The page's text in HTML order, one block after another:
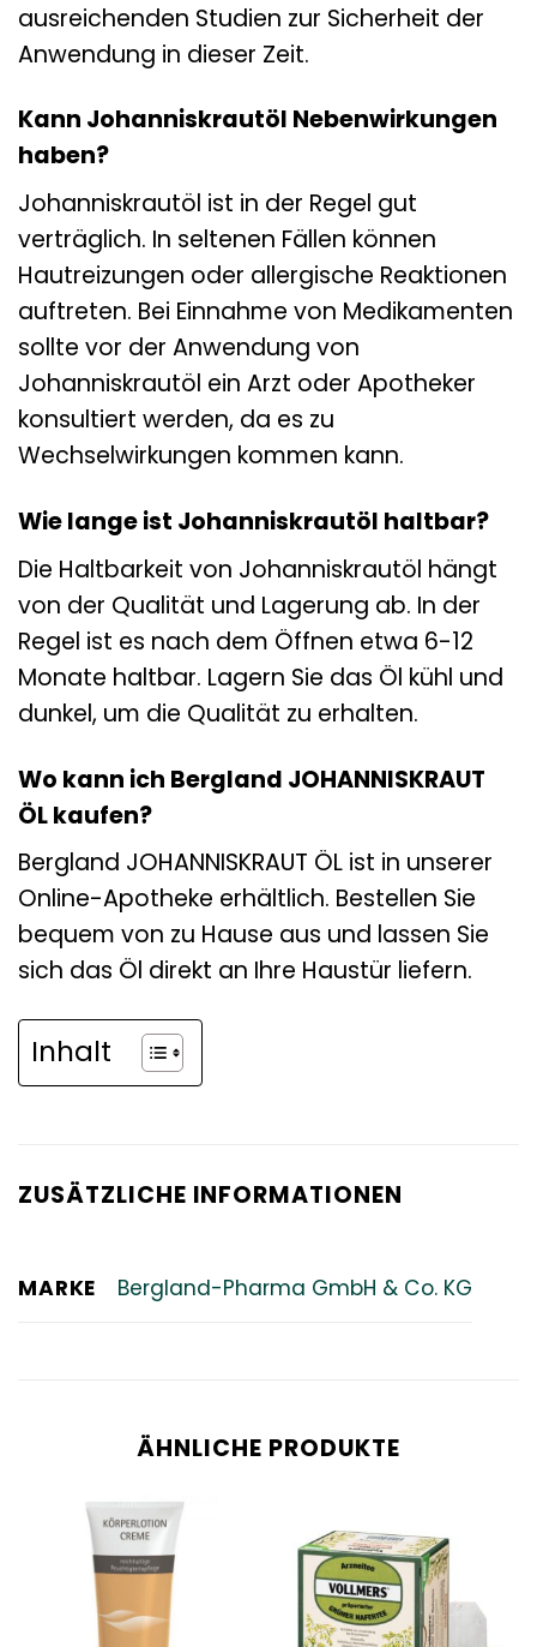
ausreichenden Studien zur Sicherheit der
Anwendung in dieser Zeit.
Kann Johanniskrautöl Nebenwirkungen
haben?
Johanniskrautöl ist in der Regel gut
verträglich. In seltenen Fällen können
Hautreizungen oder allergische Reaktionen
auftreten. Bei Einnahme von Medikamenten
sollte vor der Anwendung von
Johanniskrautöl ein Arzt oder Apotheker
konsultiert werden, da es zu
Wechselwirkungen kommen kann.
Wie lange ist Johanniskrautöl haltbar?
Die Haltbarkeit von Johanniskrautöl hängt
von der Qualität und Lagerung ab. In der
Regel ist es nach dem Öffnen etwa 6-12
Monate haltbar. Lagern Sie das Öl kühl und
dunkel, um die Qualität zu erhalten.
Wo kann ich Bergland JOHANNISKRAUT
ÖL kaufen?
Bergland JOHANNISKRAUT ÖL ist in unserer
Online-Apotheke erhältlich. Bestellen Sie
bequem von zu Hause aus und lassen Sie
sich das Öl direkt an Ihre Haustür liefern.
Inhalt
ZUSÄTZLICHE INFORMATIONEN
MARKE Bergland-Pharma GmbH & Co. KG
ÄHNLICHE PRODUKTE